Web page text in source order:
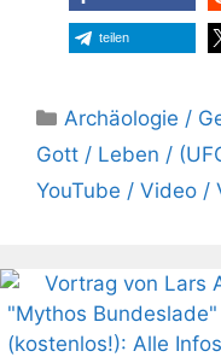
teilen
Kategorien
Archäologie /
Gott / Leben /
YouTube / Video /